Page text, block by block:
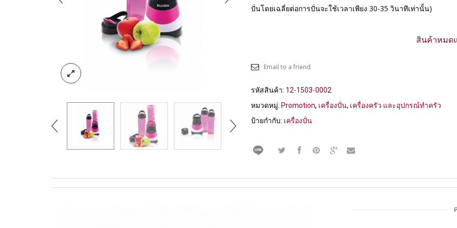
ปั่นโดยเฉลี่ยต่อการปั่นจะใช้เวลาเพียง 30-35 วินาทีเท่านั้น)
สินค้าหมด
Email to a friend
รหัสสินค้า: 12-1503-0002
หมวดหมู่: Promotion, เครื่องปั่น, เครื่องครัว และอุปกรณ์ทำครัว
ป้ายกำกับ: เครื่องปั่น